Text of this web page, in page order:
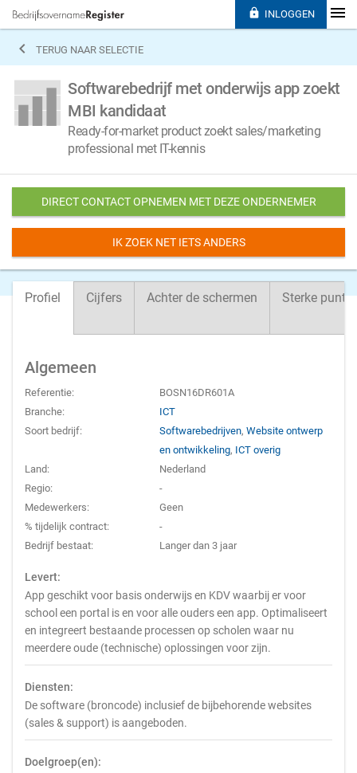
 TERUG NAAR SELECTIE
Softwarebedrijf met onderwijs app zoekt
MBI kandidaat
Ready-for-market product zoekt sales/marketing
professional met IT-kennis
DIRECT CONTACT OPNEMEN MET DEZE ONDERNEMER
IK ZOEK NET IETS ANDERS
Profiel Cijfers Achter de schermen Sterke
Algemeen
Referentie:
BOSN16DR601A
Branche:
ICT
Soort bedrijf:
Softwarebedrijven,Website ontwerp
en ontwikkeling, ICT overig
Land:
Nederland
Regio:
-
Medewerkers:
Geen
% tijdelijk contract:
-
Bedrijf bestaat:
Langer dan 3 jaar
Levert:
App geschikt voor basis onderwijs en KDV waarbij er voor
school een portal is en voor alle ouders een app. Optimaliseert
en integreert bestaande processen op scholen waar nu
meerdere oude (technische) oplossingen voor zijn.
Diensten:
De software (broncode) inclusief de bijbehorende websites
(sales & support) is aangeboden.
Doelgroep(en):
 INLOGGEN